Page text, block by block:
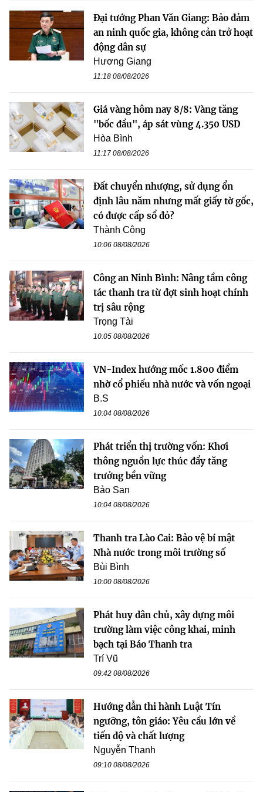
Đại tướng Phan Văn Giang: Bảo đảm
an ninh quốc gia, không cản trở hoạt
động dân sự
Hương Giang
11:18 08/08/2026
Giá vàng hôm nay 8/8: Vàng tăng
"bốc đầu", áp sát vùng 4.350 USD
Hòa Bình
11:17 08/08/2026
Đất chuyển nhượng, sử dụng ổn
định lâu năm nhưng mất giấy tờ gốc,
có được cấp sổ đỏ?
Thành Công
10:06 08/08/2026
Công an Ninh Bình: Nâng tầm công
tác thanh tra từ đợt sinh hoạt chính
trị sâu rộng
Trọng Tài
10:05 08/08/2026
VN-Index hướng mốc 1.800 điểm
nhờ cổ phiếu nhà nước và vốn ngoại
B.S
10:04 08/08/2026
Phát triển thị trường vốn: Khơi
thông nguồn lực thúc đẩy tăng
trưởng bền vững
Bảo San
10:04 08/08/2026
Thanh tra Lào Cai: Bảo vệ bí mật
Nhà nước trong môi trường số
Bùi Bình
10:00 08/08/2026
Phát huy dân chủ, xây dựng môi
trường làm việc công khai, minh
bạch tại Báo Thanh tra
Trí Vũ
09:42 08/08/2026
Hướng dẫn thi hành Luật Tín
ngưỡng, tôn giáo: Yêu cầu lớn về
tiến độ và chất lượng
Nguyễn Thanh
09:10 08/08/2026